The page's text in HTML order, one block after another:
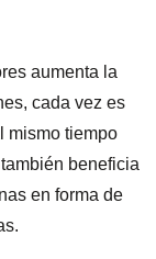
aumenta la
cada vez es
mismo tiempo
beneficia
en forma de